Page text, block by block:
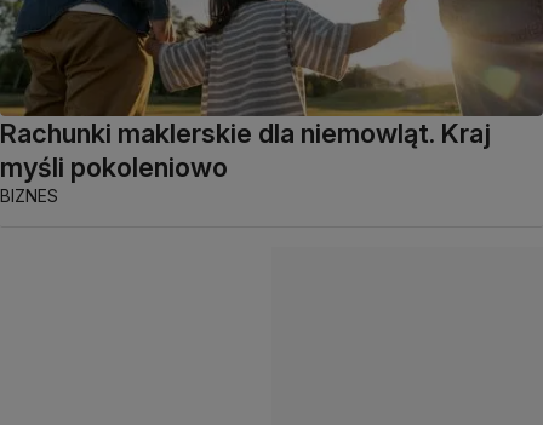
Rachunki maklerskie dla niemowląt. Kraj
myśli pokoleniowo
BIZNES